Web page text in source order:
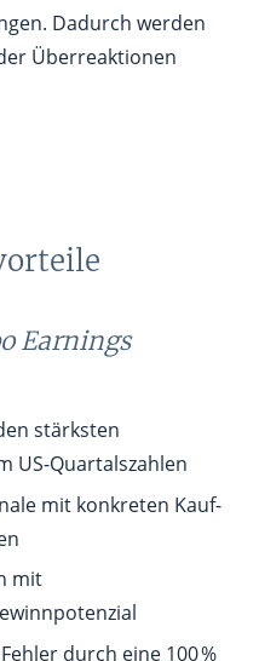
Dadurch werden
Überreaktionen
Earnings
stärksten
US-Quartalszahlen
mit konkreten Kauf-
mit
durch eine 100 %